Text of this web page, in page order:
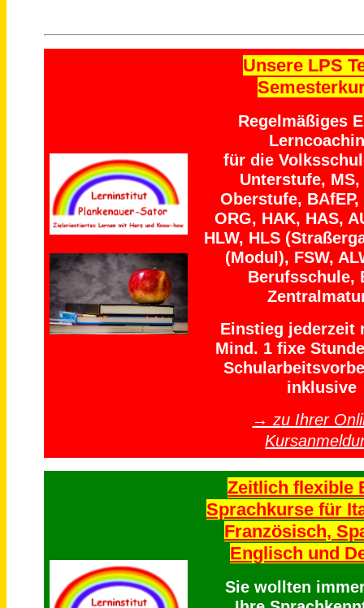
Unsere LPS
Regelmäßiges
für die
Unterstufe, MS,
Oberstufe, BAfEP,
ORG, HAK, HAS,
HLW, HLS
(Modul), FSW,
Berufsschule,
Einstieg jederzeit
Mind. 1 fixe
inklusive
→ zu Ihrer
Zeitlich flexible
Sprachkurse für
Französisch,
Englisch und
Sie wollten